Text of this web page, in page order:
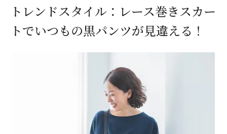
トレンドスタイル：レース巻きスカー
トでいつもの黒パンツが見違える！